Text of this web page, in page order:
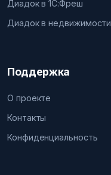
Диадок в 1С:Фреш
Диадок в недвижимости
Поддержка
О проекте
Контакты
Конфиденциальность